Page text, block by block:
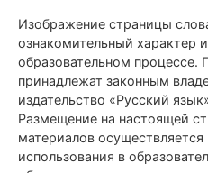
Изображение страницы
ознакомительный характер
образовательном процессе.
принадлежат законным
издательство «Русский
Размещение на настоящей
материалов
использования в